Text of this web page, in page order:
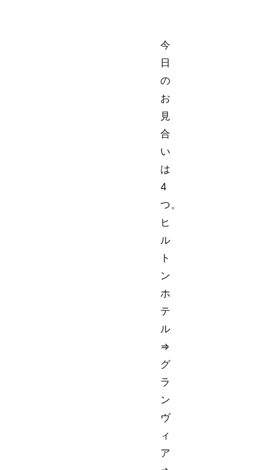
今
日
の
お
見
合
い
は
4
つ。
ヒ
ル
ト
ン
ホ
テ
ル
⇒
グ
ラ
ン
ヴ
ィ
ア